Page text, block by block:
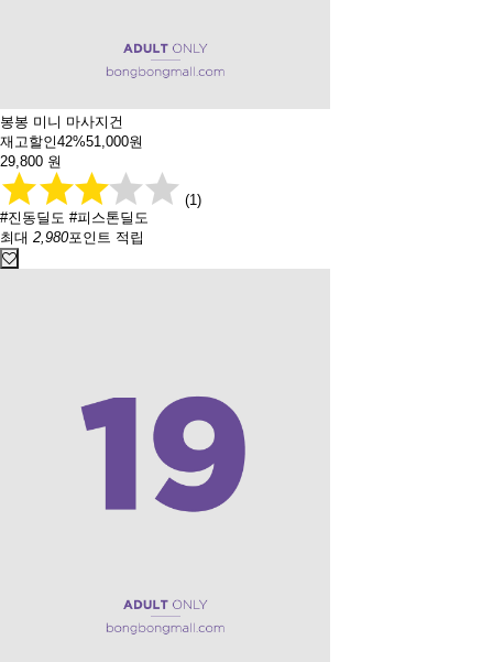
봉봉 미니 마사지건
재고할인42%51,000원
29,800 원
(1)
#진동딜도 #피스톤딜도
최대 2,980포인트 적립